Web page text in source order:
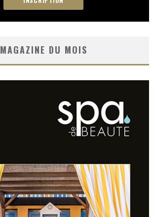
MAGAZINE DU MOIS